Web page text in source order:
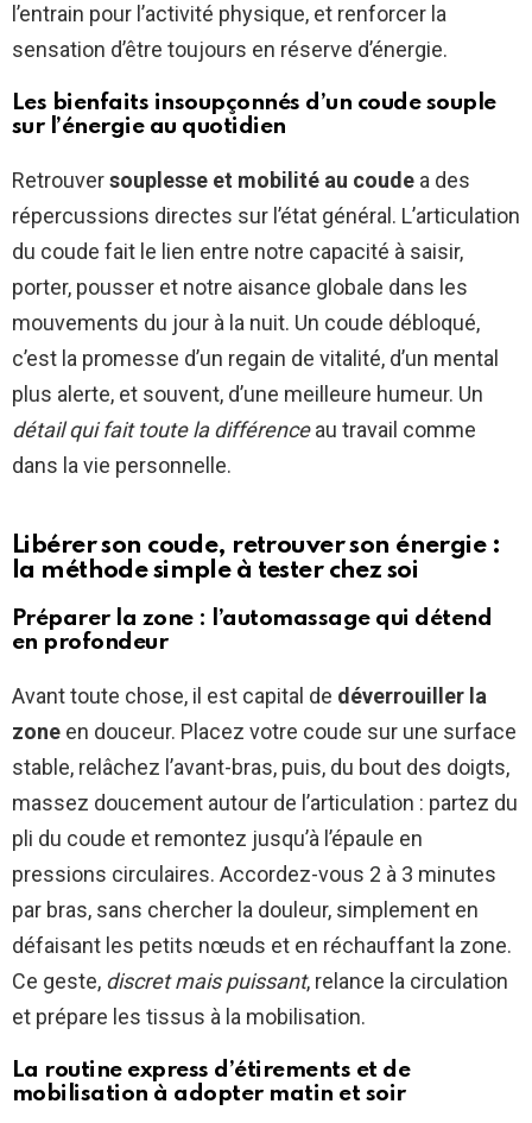
l’entrain pour l’activité physique, et renforcer la
sensation d’être toujours en réserve d’énergie.
Les bienfaits insoupçonnés d’un coude souple
sur l’énergie au quotidien
Retrouversouplesse et mobilité au coude a des
répercussions directes sur l’état général. L’articulation
du coude fait le lien entre notre capacité à saisir,
porter, pousser et notre aisance globale dans les
mouvements du jour à la nuit. Un coude débloqué,
c’est la promesse d’un regain de vitalité, d’un mental
plus alerte, et souvent, d’une meilleure humeur. Un
détail qui fait toute la différenceau travail comme
dans la vie personnelle.
Libérer son coude, retrouver son énergie :
la méthode simple à tester chez soi
Préparer la zone : l’automassage qui détend
en profondeur
Avant toute chose, il est capital de déverrouiller la
zone en douceur. Placez votre coude sur une surface
stable, relâchez l’avant-bras, puis, du bout des doigts,
massez doucement autour de l’articulation : partez du
pli du coude et remontez jusqu’à l’épaule en
pressions circulaires. Accordez-vous 2 à 3 minutes
par bras, sans chercher la douleur, simplement en
défaisant les petits nœuds et en réchauffant la zone.
Ce geste, discret mais puissant, relance la circulation
et prépare les tissus à la mobilisation.
La routine express d’étirements et de
mobilisation à adopter matin et soir